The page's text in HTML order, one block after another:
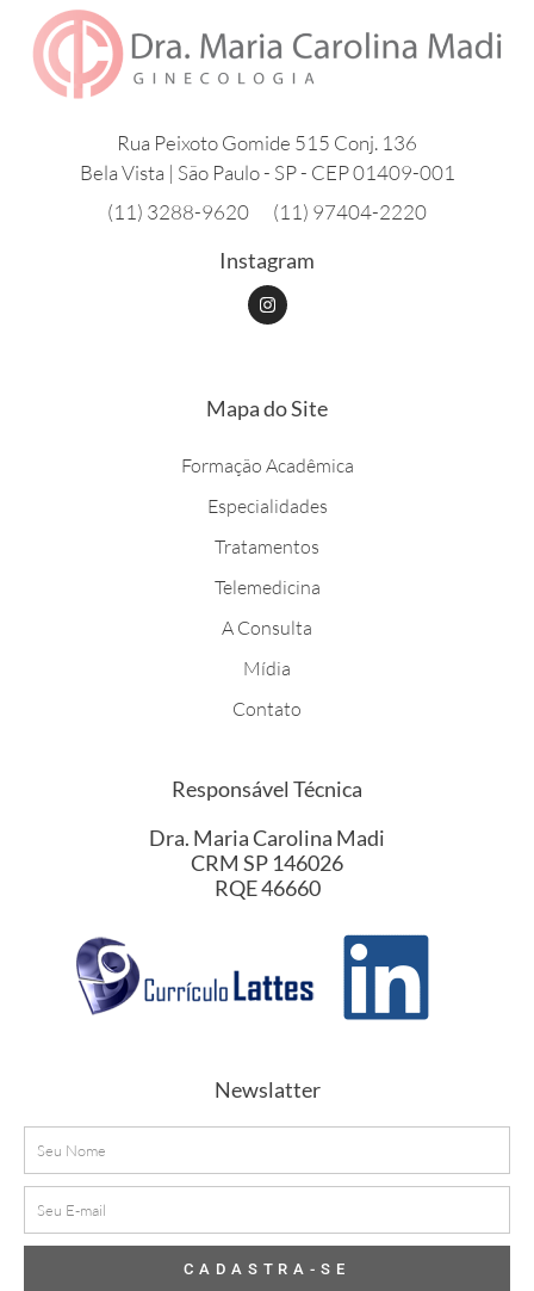
Rua Peixoto Gomide 515 Conj. 136
Bela Vista | São Paulo - SP - CEP 01409-001
(11) 3288-9620
(11) 97404-2220
Instagram
I
n
s
r
a
Mapa do Site
Formação Acadêmica
Especialidades
Tratamentos
Telemedicina
A Consulta
Mídia
Contato
Responsável Técnica
Dra. Maria Carolina Madi
CRM SP 146026
RQE 46660
Newslatter
Nome
E-
mail
CADASTRA-SE